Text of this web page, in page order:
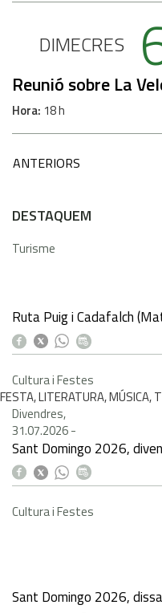
DIMECRES
Reunió sobre La
Hora 18 h
ANTERIORS
DESTAQUEM
Turisme
Ruta Puig i Cadafalch
Cultura i Festes
FESTA, LITERATURA, MÚSICA,
Divendres,
31.07.2026-
Sant Domingo 2026,
Cultura i Festes
Sant Domingo 2026,